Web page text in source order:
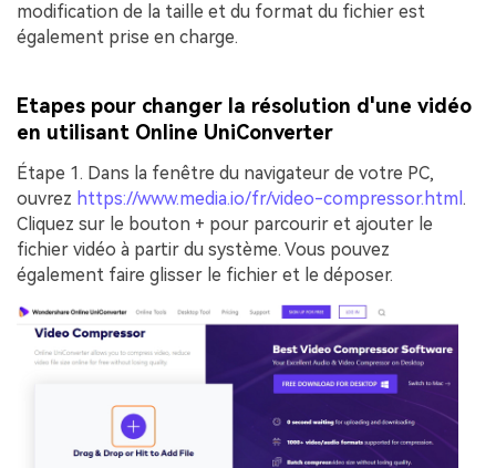
modification de la taille et du format du fichier est
également prise en charge.
Etapes pour changer la résolution d'une vidéo
en utilisant Online UniConverter
Étape 1. Dans la fenêtre du navigateur de votre PC,
ouvrez https://www.media.io/fr/video-compressor.html .
Cliquez sur le bouton + pour parcourir et ajouter le
fichier vidéo à partir du système. Vous pouvez
également faire glisser le fichier et le déposer.